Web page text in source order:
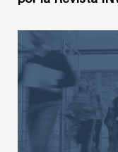
Trabaja con
Contacto
Proyecto
Dirección de Obra
Proyectos